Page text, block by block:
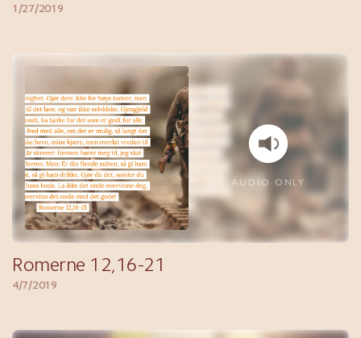
1/27/2019
AUDIO ONLY
Romerne 12,16-21
4/7/2019